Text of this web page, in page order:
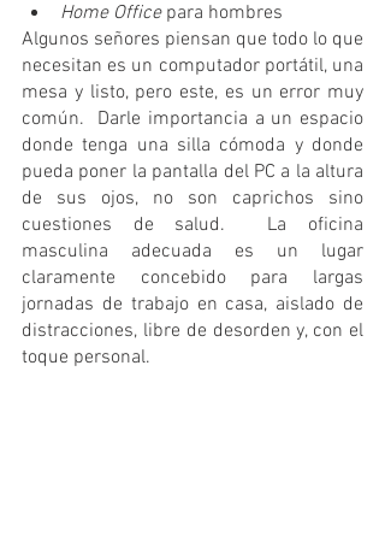
Home Office para hombres
Algunos señores piensan que todo lo que
necesitan es un computador portátil, una
mesa y listo, pero este, es un error muy
común.  Darle importancia a un espacio
donde tenga una silla cómoda y donde
pueda poner la pantalla del PC a la altura
de sus ojos, no son caprichos sino
cuestiones de salud.  La oficina
masculina adecuada es un lugar
claramente concebido para largas
jornadas de trabajo en casa, aislado de
distracciones, libre de desorden y, con el
toque personal.